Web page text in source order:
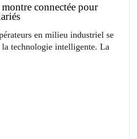
connectée pour
en milieu industriel se
la technologie intelligente. La